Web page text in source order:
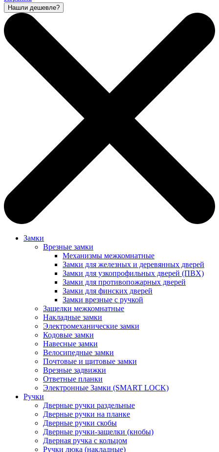
Нашли дешевле?
Замки
Врезные замки
Механизмы межкомнатные
Замки для железных и деревянных дверей
Замки для узкопрофильных дверей (ПВХ)
Замки для противопожарных дверей
Замки для финских дверей
Замки врезные с ручкой
Защелки межкомнатные
Накладные замки
Электромеханические замки
Кодовые замки
Навесные замки
Велосипедные замки
Почтовые и щитовые замки
Врезные задвижки
Ответные планки
Электронные Замки (SMART LOCK)
Ручки
Дверные ручки раздельные
Дверные ручки на планке
Дверные ручки скобы
Дверные ручки-защелки (кнобы)
Дверная ручка с кольцом
Ручки люка (накладные)